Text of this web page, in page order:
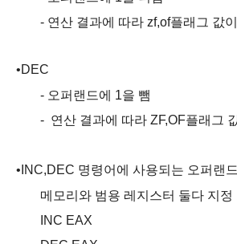
- 연산 결과에 따라 zf,of플래그 값
•DEC
- 오퍼랜드에 1을 뺌
- 연산 결과에 따라 ZF,OF플래그
• INC,DEC 명령어에 사용되는 오퍼랜
메모리와 범용 레지스터 둘다 지정
INC EAX